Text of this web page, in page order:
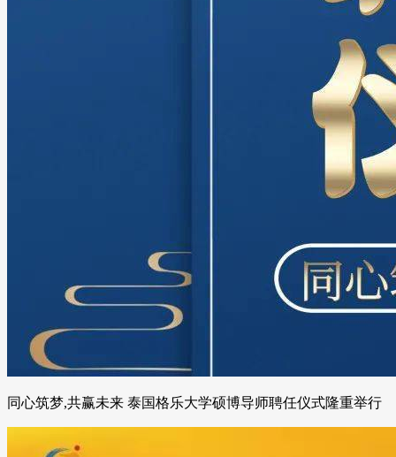
同心筑梦,共赢未来 泰国格乐大学硕博导师聘任仪式隆重举行